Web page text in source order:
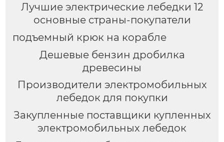
Лучшие электрические лебедки 12
основные страны-покупатели
подъемный крюк на корабле
Дешевые бензин дробилка
древесины
Производители электромобильных
лебедок для покупки
Закупленные поставщики купленных
электромобильных лебедок